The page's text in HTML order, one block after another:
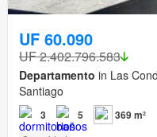
UF 60.090
UF 2.402.796.583
Departamento in Las
Santiago
3 5 369 m²